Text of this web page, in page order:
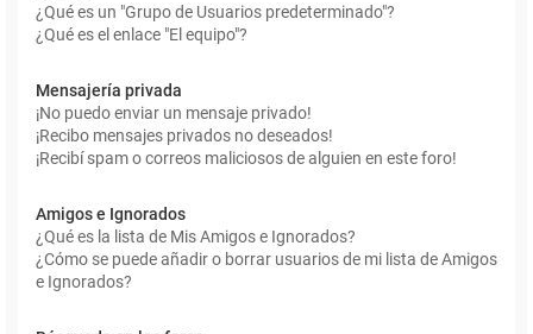
¿Qué es un "Grupo de Usuarios predeterminado"?
¿Qué es el enlace "El equipo"?
Mensajería privada
¡No puedo enviar un mensaje privado!
¡Recibo mensajes privados no deseados!
¡Recibí spam o correos maliciosos de alguien en este foro!
Amigos e Ignorados
¿Qué es la lista de Mis Amigos e Ignorados?
¿Cómo se puede añadir o borrar usuarios de mi lista de Amigos
e Ignorados?